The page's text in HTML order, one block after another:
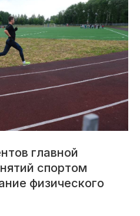
главной
спортом
физического